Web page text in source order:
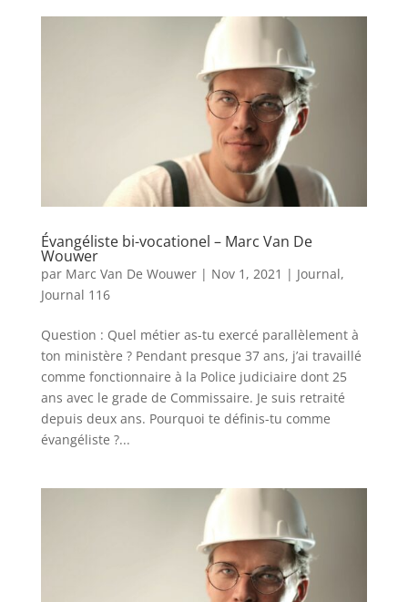
Évangéliste bi-vocationel – Marc Van De
Wouwer
par Marc Van De Wouwer| Nov 1, 2021 | Journal,
Journal 116
Question : Quel métier as-tu exercé parallèlement à
ton ministère ? Pendant presque 37 ans, j’ai travaillé
comme fonctionnaire à la Police judiciaire dont 25
ans avec le grade de Commissaire. Je suis retraité
depuis deux ans. Pourquoi te définis-tu comme
évangéliste ?...